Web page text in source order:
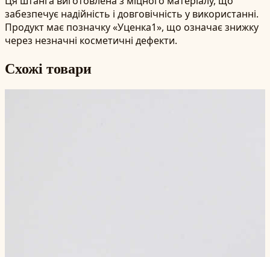
забезпечує надійність і довговічність у використанні.
Продукт має позначку «Уценка1», що означає знижку
через незначні косметичні дефекти.
Схожі товари